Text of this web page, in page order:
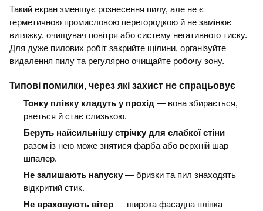
Такий екран зменшує рознесення пилу, але не є
герметичною промисловою перегородкою й не замінює
витяжку, очищувач повітря або систему негативного тиску.
Для дуже пилових робіт закрийте щілини, організуйте
видалення пилу та регулярно очищайте робочу зону.
Типові помилки, через які захист не спрацьовує
Тонку плівку кладуть у прохід — вона збирається,
рветься й стає слизькою.
Беруть найсильнішу стрічку для слабкої стіни —
разом із нею може знятися фарба або верхній шар
шпалер.
Не залишають напуску — бризки та пил знаходять
відкритий стик.
Не враховують вітер — широка фасадна плівка